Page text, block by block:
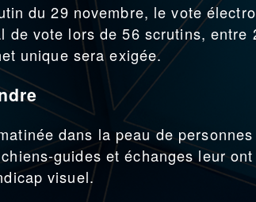
du 29 novembre, le vote
de vote lors de 56 scrutins, entre
unique sera exigée.
dans la peau de personnes
guides et échanges leur ont
visuel.